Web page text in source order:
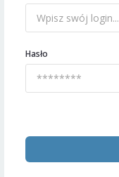
Hasło